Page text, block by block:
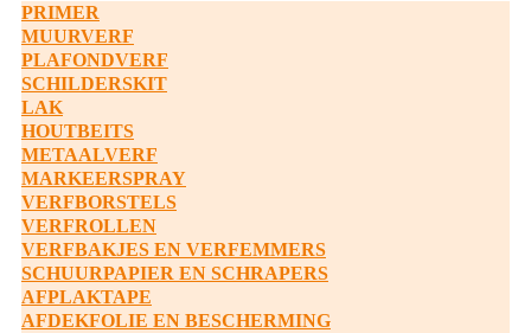
PRIMER
MUURVERF
PLAFONDVERF
SCHILDERSKIT
LAK
HOUTBEITS
METAALVERF
MARKEERSPRAY
VERFBORSTELS
VERFROLLEN
VERFBAKJES EN VERFEMMERS
SCHUURPAPIER EN SCHRAPERS
AFPLAKTAPE
AFDEKFOLIE EN BESCHERMING